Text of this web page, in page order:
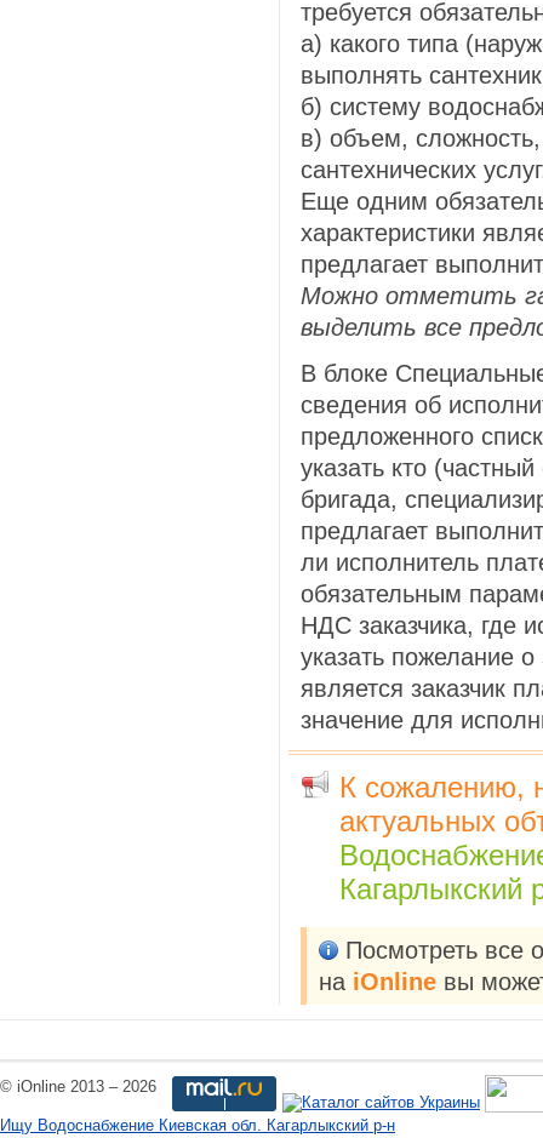
требуется
а) какого типа
выполнять
б) систему
в) объем,
сантехнических
Еще одним
характеристики
предлагает
Можно отметить
выделить все
В блоке
сведения об
предложенного
указать кто
бригада,
предлагает
ли исполнитель
обязательным
НДС заказчика, где
указать пожелание
является заказчик
значение для
К сожалению,
актуальных
Кагарлыкский
Посмотреть все
на iOnline вы
© iOnline 2013 – 2026
Ищу Водоснабжение Киевская обл. Кагарлыкский р-н